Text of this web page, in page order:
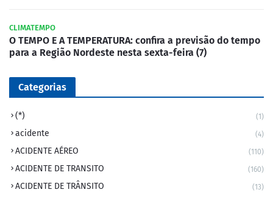
CLIMATEMPO
O TEMPO E A TEMPERATURA: confira a previsão do tempo
para a Região Nordeste nesta sexta-feira (7)
Categorias
(*) (1)
acidente (4)
ACIDENTE AÉREO (110)
ACIDENTE DE TRANSITO (160)
ACIDENTE DE TRÂNSITO (13)